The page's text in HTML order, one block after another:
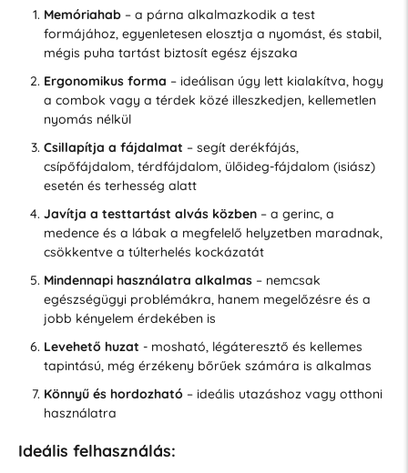
Memóriahab– a párna alkalmazkodik a test
formájához, egyenletesen elosztja a nyomást, és stabil,
mégis puha tartást biztosít egész éjszaka
Ergonomikus forma – ideálisan úgy lett kialakítva, hogy
a combok vagy a térdek közé illeszkedjen, kellemetlen
nyomás nélkül
Csillapítja a fájdalmat – segít derékfájás,
csípőfájdalom, térdfájdalom, ülőideg-fájdalom (isiász)
esetén és terhesség alatt
Javítja a testtartást alvás közben– a gerinc, a
medence és a lábak a megfelelő helyzetben maradnak,
csökkentve a túlterhelés kockázatát
Mindennapi használatra alkalmas– nemcsak
egészségügyi problémákra, hanem megelőzésre és a
jobb kényelem érdekében is
Levehető huzat - mosható, légáteresztő és kellemes
tapintású, még érzékeny bőrűek számára is alkalmas
Könnyű és hordozható– ideális utazáshoz vagy otthoni
használatra
Ideális felhasználás: